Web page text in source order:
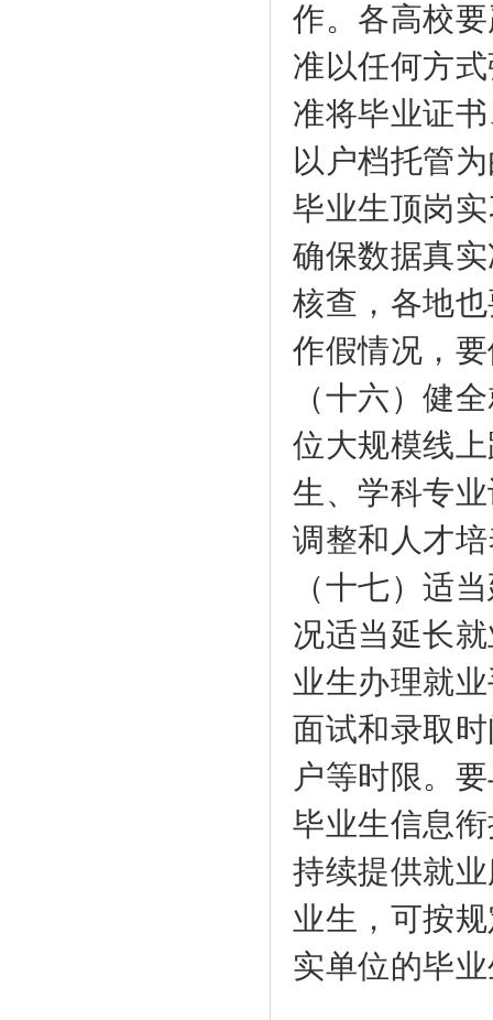
作。各高校
准以任何方
准将毕业证
以户档托管
毕业生顶岗
确保数据真
核查，各地
作假情况，
（十六）健
位大规模线
生、学科专
调整和人才
（十七）适
况适当延长
业生办理就
面试和录取
户等时限。
毕业生信息
持续提供就
业生，可按
实单位的毕